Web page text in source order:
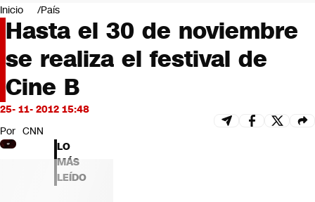
Negocios
Deportes
Programas completos
Cultura
Servicios
Bits
CNN tiempo
Futuro 360
Opinión
Inicio País
Hasta el 30 de noviembre
se realiza el festival de
Cine B
25- 11- 2012 15:48
Por CNN
LO
MÁS
LEÍDO